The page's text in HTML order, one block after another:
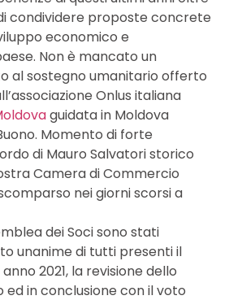
condividere proposte concrete
economico e
Non è mancato un
al sostegno umanitario offerto
Onlus italiana
guidata in Moldova
Momento di forte
di Mauro Salvatori storico
Camera di Commercio
nei giorni scorsi a
dei Soci sono stati
unanime di tutti presenti il
2021, la revisione dello
in conclusione con il voto